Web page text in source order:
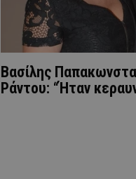
Βασίλης
Ράντου: “Ήταν